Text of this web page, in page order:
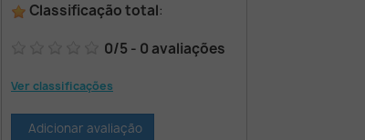
Classificação total:
0/5 - 0 avaliações
Ver classificações
Adicionar avaliação